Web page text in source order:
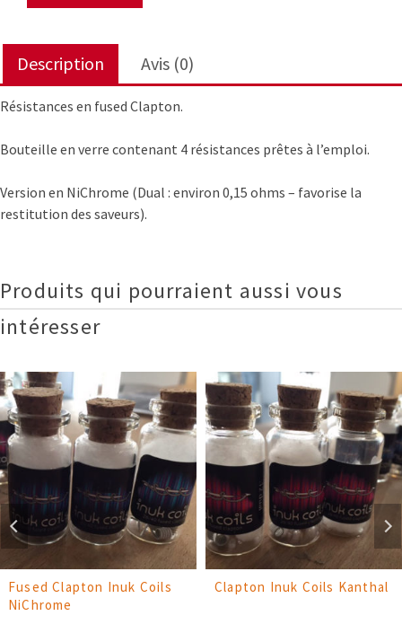
Description Avis (0)
Résistances en fused Clapton.
Bouteille en verre contenant 4 résistances prêtes à l’emploi.
Version en NiChrome (Dual : environ 0,15 ohms – favorise la
restitution des saveurs).
Produits qui pourraient aussi vous
intéresser
Fused Clapton Inuk Coils
NiChrome
Clapton Inuk Coils Kanthal